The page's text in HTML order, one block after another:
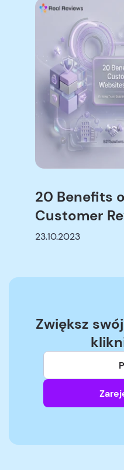
20 Benefits
Customer
B2B and B2C
23.10.2023
Zwiększ